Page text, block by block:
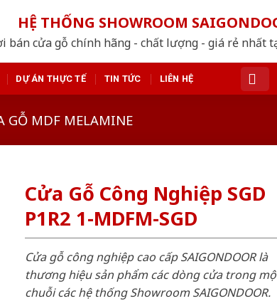
HỆ THỐNG SHOWROOM
bán cửa gỗ chính hãng - chất lượng - giá rẻ nhất
DỰ ÁN THỰC TẾ TIN TỨC LIÊN HỆ
GỖ MDF MELAMINE
Cửa Gỗ Công Nghiệp SGD
P1R2 1-MDFM-SGD
Cửa gỗ công nghiệp cao cấp SAIGONDOOR là
thương hiệu sản phẩm các dòng cửa trong
chuỗi các hệ thống Showroom SAIGONDOOR.